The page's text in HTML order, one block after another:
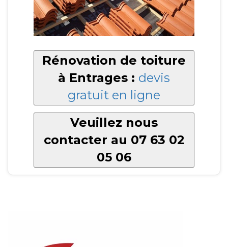
Rénovation de toiture
à Entrages : devis
gratuit en ligne
Veuillez nous
contacter au 07 63 02
05 06